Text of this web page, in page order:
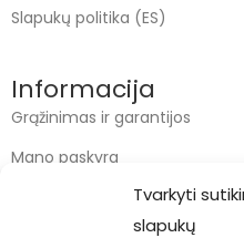
Tvarkyti
slapukų
Slapukų politika (ES)
Informacija
Grąžinimas ir garantijos
Mano paskyra